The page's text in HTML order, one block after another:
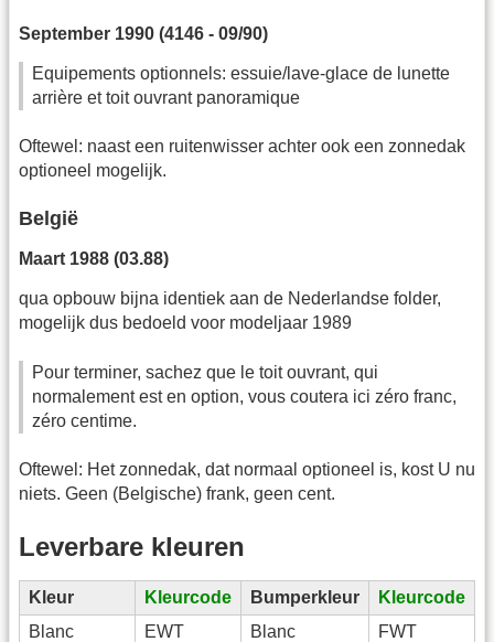
September 1990 (4146 - 09/90)
Equipements optionnels: essuie/lave-glace de lunette
arrière et toit ouvrant panoramique
Oftewel: naast een ruitenwisser achter ook een zonnedak
optioneel mogelijk.
België
Maart 1988 (03.88)
qua opbouw bijna identiek aan de Nederlandse folder,
mogelijk dus bedoeld voor modeljaar 1989
Pour terminer, sachez que le toit ouvrant, qui
normalement est en option, vous coutera ici zéro franc,
zéro centime.
Oftewel: Het zonnedak, dat normaal optioneel is, kost U nu
niets. Geen (Belgische) frank, geen cent.
Leverbare kleuren
Kleur Kleurcode Bumperkleur
Kleurcode
Blanc
EWT Blanc FWT